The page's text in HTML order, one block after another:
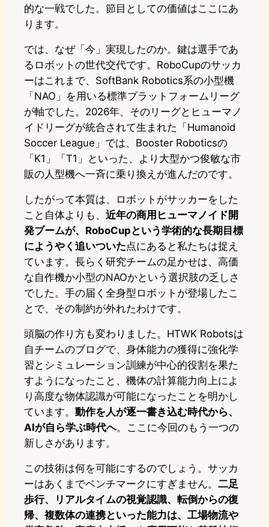
的な一戦でした。節目としての価値はここにあ
ります。
では、なぜ「今」実現したのか。鍵は選手であ
るロボットの世代交代です。RoboCupのサッカ
ーはこれまで、SoftBank Robotics系の小型機
「NAO」を用いる標準プラットフォームリーグ
が軸でした。2026年、そのリーグとヒューマノ
イドリーグが統合されて生まれた「Humanoid
Soccer League」では、Booster Roboticsの
「K1」「T1」といった、より大型かつ俊敏な市
販の人型機へ一斉に乗り換えが進んだのです。
したがって本質は、ロボットがサッカーをした
こと自体よりも、 近年の商用ヒューマノイド開
発ブームが、RoboCupという学術的な長期目標
にようやく追いついた点にあると私たちは捉え
ています。長らく研究チームの足かせは、高価
な自作機か小型のNAOかという選択肢の乏しさ
でした。手の届く全身型ロボットが登場したこ
とで、その制約が外れたわけです。
頭脳の作り方も変わりました。HTWK Robotsは
自チームのブログで、身体能力の獲得に強化学
習とシミュレーション訓練が中心的役割を果た
すようになったこと、機体の計算能力向上によ
り高度な物体認識が可能になったことを明かし
ています。 動作を人が逐一書き込む時代から、
AIが自ら学ぶ時代へ。ここに今回のもう一つの
新しさがあります。
この技術は何を可能にするのでしょう。サッカ
ーはあくまでベンチマークにすぎません。 二足
歩行、リアルタイムの視覚認識、転倒からの復
帰、複数体の連携といった能力は、工場物流や